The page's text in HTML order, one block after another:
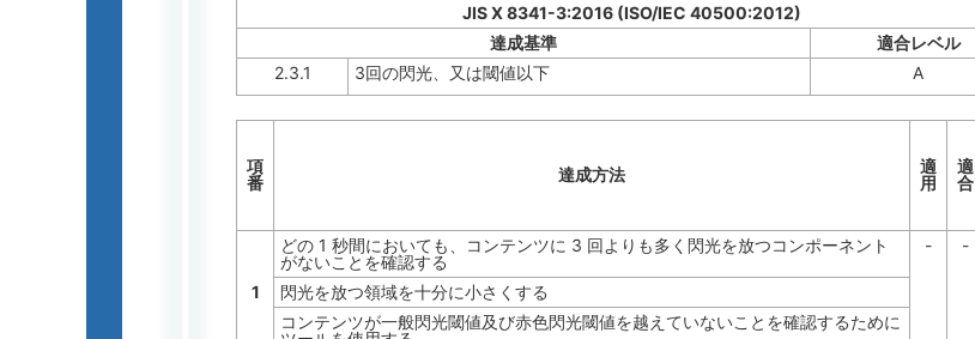
JIS X 8341-3:2016 (ISO/IEC 40500:2012)
達成基準
適合レベル
2.3.1
3回の閃光、又は閾値以下 A
項
番
達成方法
適
用
適
合
1
どの 1 秒間においても、コンテンツに 3 回よりも多く閃光を放つコンポーネント
がないことを確認する
- -
閃光を放つ領域を十分に小さくする
コンテンツが一般閃光閾値及び赤色閃光閾値を越えていないことを確認するために